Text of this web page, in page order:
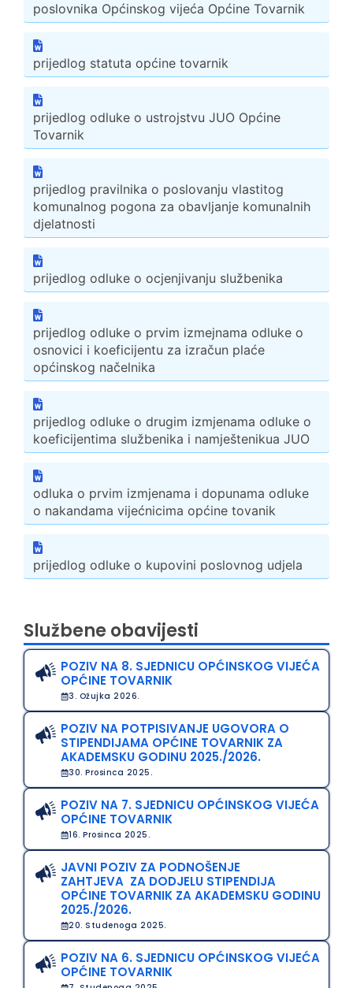
poslovnika Općinskog vijeća Općine Tovarnik
prijedlog statuta općine tovarnik
prijedlog odluke o ustrojstvu JUO Općine
Tovarnik
prijedlog pravilnika o poslovanju vlastitog
komunalnog pogona za obavljanje komunalnih
djelatnosti
prijedlog odluke o ocjenjivanju službenika
prijedlog odluke o prvim izmejnama odluke o
osnovici i koeficijentu za izračun plaće
općinskog načelnika
prijedlog odluke o drugim izmjenama odluke o
koeficijentima službenika i namještenikua JUO
odluka o prvim izmjenama i dopunama odluke
o nakandama vijećnicima općine tovanik
prijedlog odluke o kupovini poslovnog udjela
Službene obavijesti
POZIV NA 8. SJEDNICU OPĆINSKOG VIJEĆA
OPĆINE TOVARNIK
3. Ožujka 2026.
POZIV NA POTPISIVANJE UGOVORA O
STIPENDIJAMA OPĆINE TOVARNIK ZA
AKADEMSKU GODINU 2025./2026.
30. Prosinca 2025.
POZIV NA 7. SJEDNICU OPĆINSKOG VIJEĆA
OPĆINE TOVARNIK
16. Prosinca 2025.
JAVNI POZIV ZA PODNOŠENJE
ZAHTJEVA ZA DODJELU STIPENDIJA
OPĆINE TOVARNIK ZA AKADEMSKU GODINU
2025./2026.
20. Studenoga 2025.
POZIV NA 6. SJEDNICU OPĆINSKOG VIJEĆA
OPĆINE TOVARNIK